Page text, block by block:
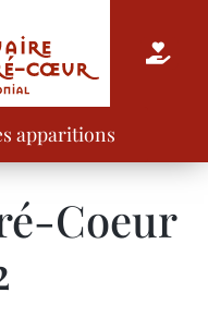
apparitions
Coeur